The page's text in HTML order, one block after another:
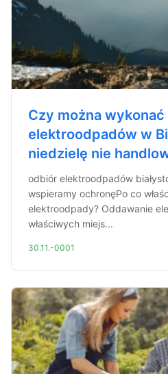
Czy można
elektroodpadów w
niedzielę nie
odbiór elektroodpadów
wspieramy ochronęPo co
elektroodpady? Oddawanie
właściwych miejs...
30.11.-0001